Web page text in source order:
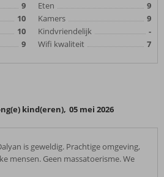
9
10
10
9
Eten
9
Kamers
9
Kindvriendelijk
-
Wifi kwaliteit
7
kind(eren), 05 mei 2026
is geweldig. Prachtige omgeving,
mensen. Geen massatoerisme. We